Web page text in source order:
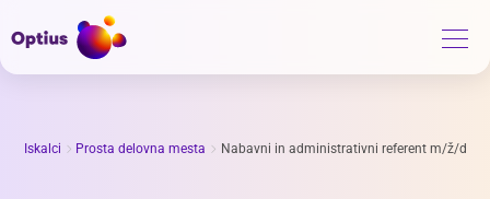
Iskalci Prosta delovna mesta Nabavni in administrativni referent m/ž/d